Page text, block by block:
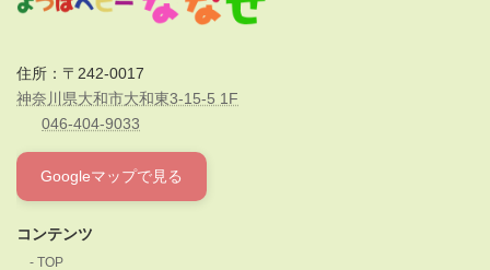
住所：〒242-0017
神奈川県大和市大和東3-15-5 1F
046-404-9033
Googleマップで見る
コンテンツ
TOP